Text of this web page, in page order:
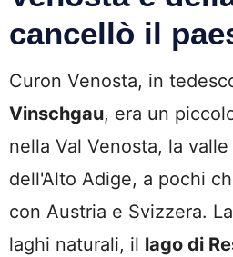
cancellò il
Curon Venosta, in
Vinschgau, era un
nella Val Venosta, la
dell'Alto Adige, a pochi
con Austria e Svizzera.
laghi naturali, il lago di